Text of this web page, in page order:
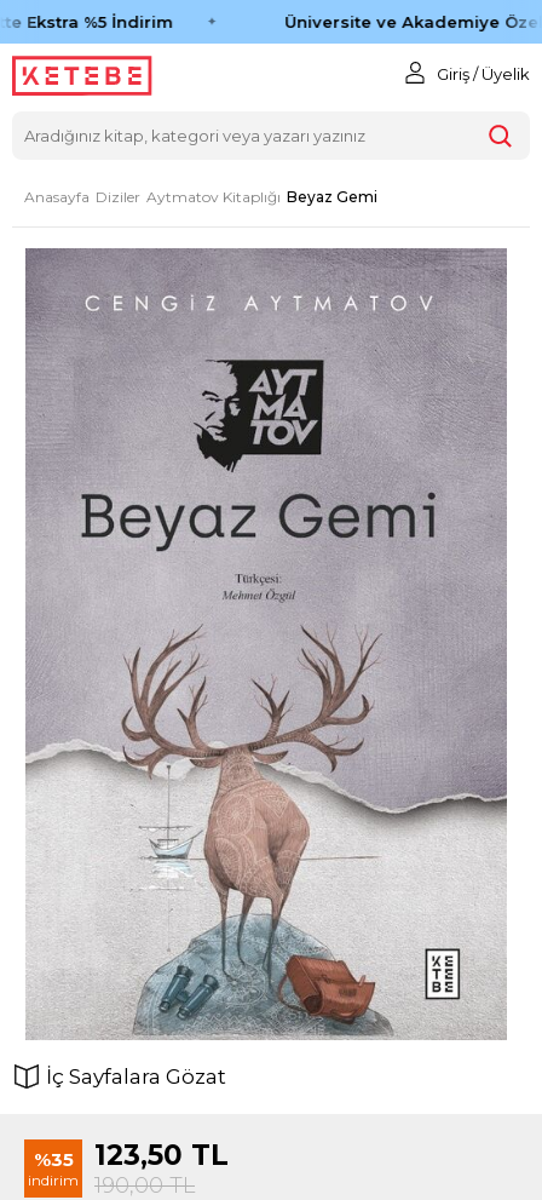
Ekstra %5 İndirim Üniversite ve Akademiye Özel
Giriş / Üyelik
Anasayfa Diziler Aytmatov Kitaplığı Beyaz Gemi
İç Sayfalara Gözat
%35
indirim
123,50 TL
190,00TL